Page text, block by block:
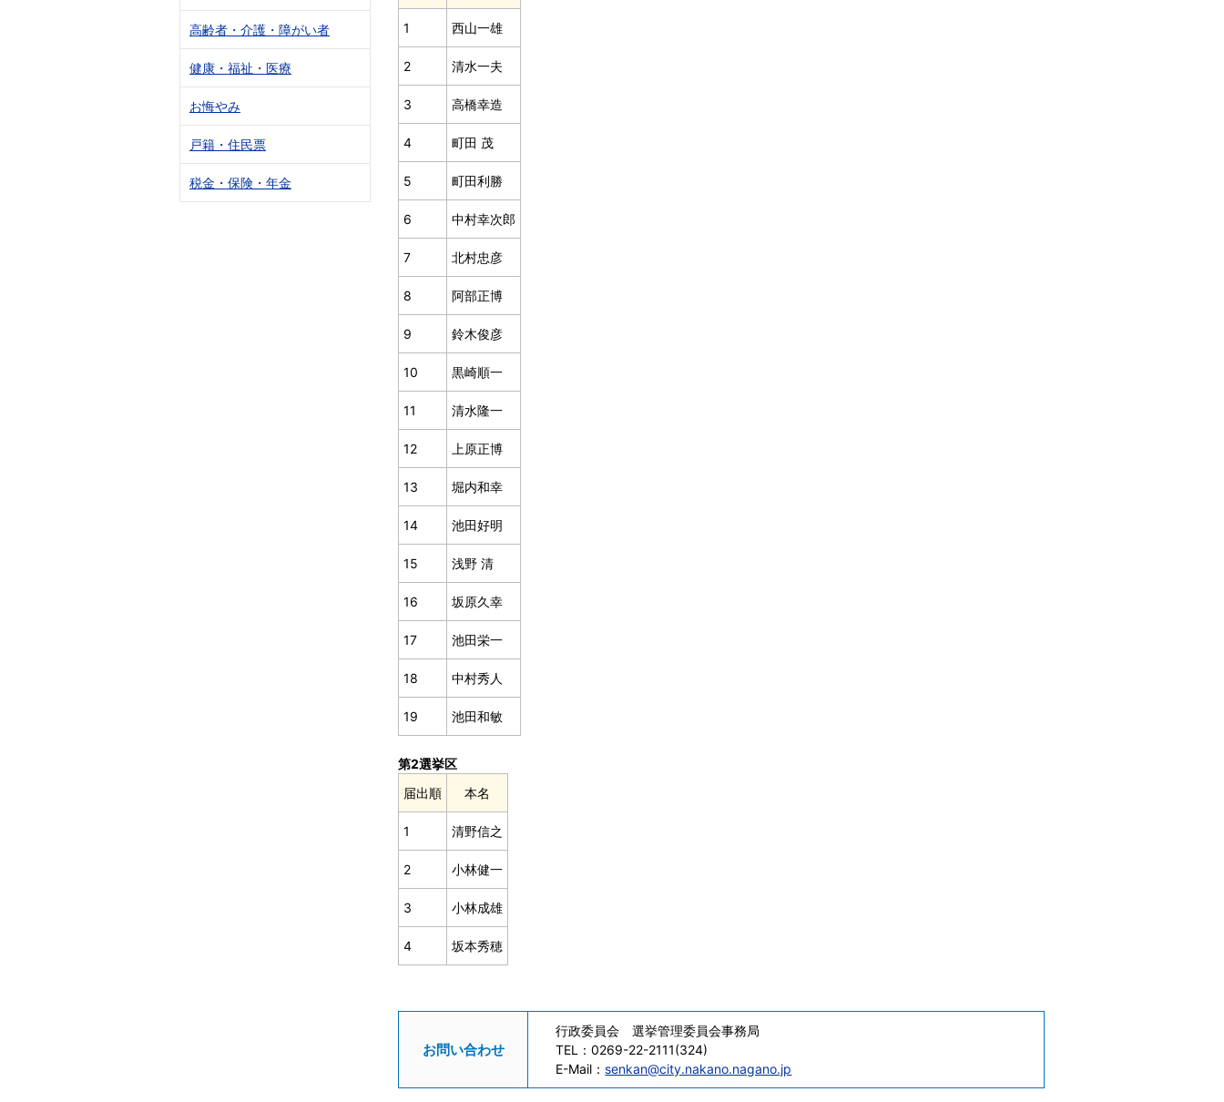
1 西山一雄
2 清水一夫
3 高橋幸造
4 町田 茂
5 町田利勝
6 中村幸次郎
7 北村忠彦
8 阿部正博
9 鈴木俊彦
10 黒崎順一
11 清水隆一
12 上原正博
13 堀内和幸
14 池田好明
15 浅野 清
16 坂原久幸
17 池田栄一
18 中村秀人
19 池田和敏
第2選挙区
届出順
本名
1 清野信之
2 小林健一
3 小林成雄
4 坂本秀穂
お問い合わせ
行政委員会 選挙管理委員会事務局
TEL：0269-22-2111(324)
E-Mail：senkan@city.nakano.nagano.jp
高齢者・介護・障がい者
健康・福祉・医療
お悔やみ
戸籍・住民票
税金・保険・年金